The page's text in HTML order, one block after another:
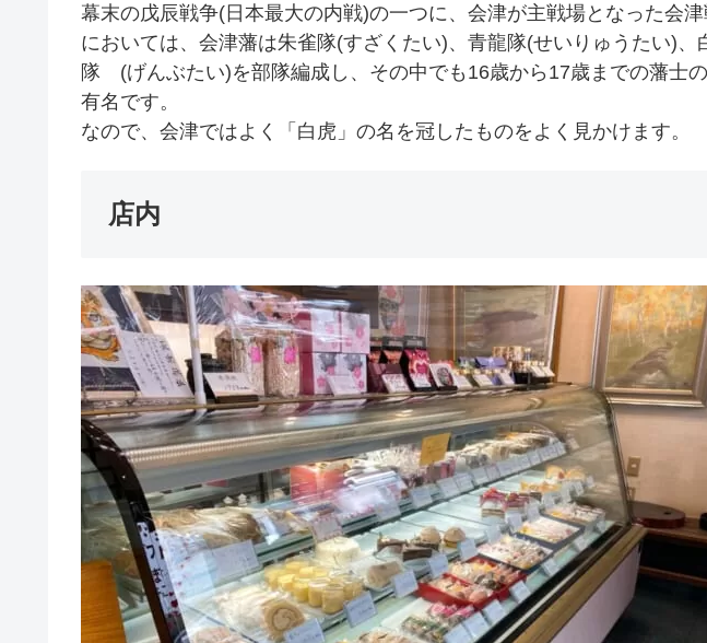
幕末の戊辰戦争(日本最大の内戦)の一つに、会津が主戦場となった会
においては、会津藩は朱雀隊(すざくたい)、青龍隊(せいりゅうたい)、
隊 (げんぶたい)を部隊編成し、その中でも16歳から17歳までの藩士
有名です。
なので、会津ではよく「白虎」の名を冠したものをよく見かけます。
店内